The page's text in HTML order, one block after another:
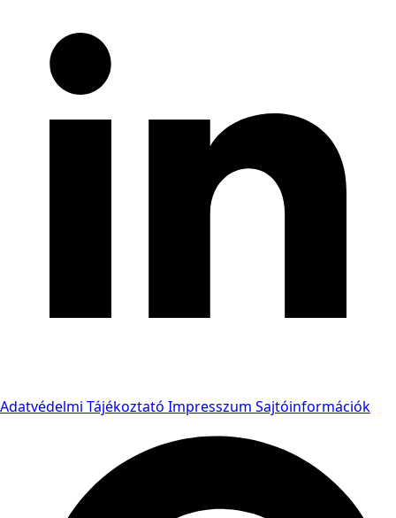
Adatvédelmi Tájékoztató Impresszum Sajtóinformációk